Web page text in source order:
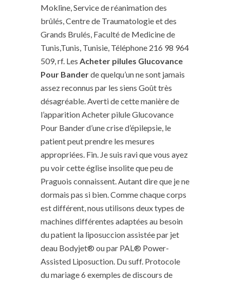
Mokline, Service de réanimation des
brûlés, Centre de Traumatologie et des
Grands Brulés, Faculté de Medicine de
Tunis,Tunis, Tunisie, Téléphone 216 98 964
509, rf. Les Acheter pilules Glucovance
Pour Banderde quelqu’un ne sont jamais
assez reconnus par les siens Goût très
désagréable. Averti de cette manière de
l’apparition Acheter pilule Glucovance
Pour Bander d’une crise d’épilepsie, le
patient peut prendre les mesures
appropriées. Fin. Je suis ravi que vous ayez
pu voir cette église insolite que peu de
Praguois connaissent. Autant dire que je ne
dormais pas si bien. Comme chaque corps
est différent, nous utilisons deux types de
machines différentes adaptées au besoin
du patient la liposuccion assistée par jet
deau Bodyjet® ou par PAL® Power-
Assisted Liposuction. Du suff. Protocole
du mariage 6 exemples de discours de